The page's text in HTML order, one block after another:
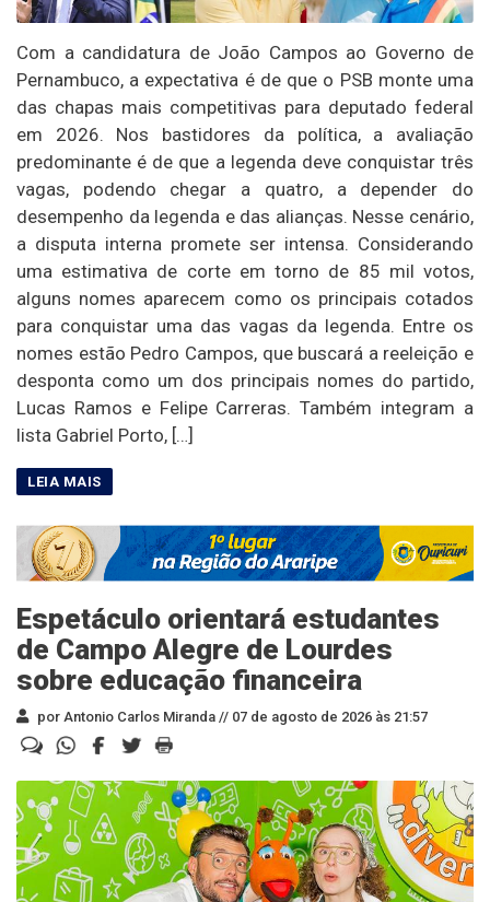
Com a candidatura de João Campos ao Governo de
Pernambuco, a expectativa é de que o PSB monte uma
das chapas mais competitivas para deputado federal
em 2026. Nos bastidores da política, a avaliação
predominante é de que a legenda deve conquistar três
vagas, podendo chegar a quatro, a depender do
desempenho da legenda e das alianças. Nesse cenário,
a disputa interna promete ser intensa. Considerando
uma estimativa de corte em torno de 85 mil votos,
alguns nomes aparecem como os principais cotados
para conquistar uma das vagas da legenda. Entre os
nomes estão Pedro Campos, que buscará a reeleição e
desponta como um dos principais nomes do partido,
Lucas Ramos e Felipe Carreras. Também integram a
lista Gabriel Porto, […]
Espetáculo orientará estudantes
de Campo Alegre de Lourdes
sobre educação financeira
por Antonio Carlos Miranda // 07 de agosto de 2026 às 21:57